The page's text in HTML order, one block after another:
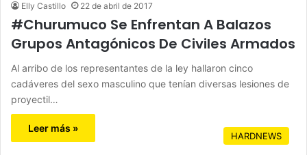
Elly Castillo 22 de abril de 2017
#Churumuco Se Enfrentan A Balazos
Grupos Antagónicos De Civiles Armados
Al arribo de los representantes de la ley hallaron cinco
cadáveres del sexo masculino que tenían diversas lesiones de
proyectil…
Leer más »
HARDNEWS